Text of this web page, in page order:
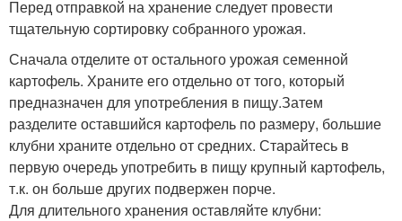
Перед отправкой на хранение следует провести
тщательную сортировку собранного урожая.
Сначала отделите от остального урожая семенной
картофель. Храните его отдельно от того, который
предназначен для употребления в пищу.Затем
разделите оставшийся картофель по размеру, большие
клубни храните отдельно от средних. Старайтесь в
первую очередь употребить в пищу крупный картофель,
т.к. он больше других подвержен порче.
Для длительного хранения оставляйте клубни: